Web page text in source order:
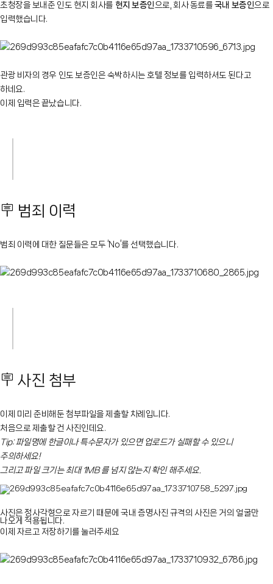
초청장을 보내준 인도 현지 회사를 현지 보증인 으로, 회사 동료를 국내 보증인으로
입력했습니다.
관광 비자의 경우 인도 보증인은 숙박하시는 호텔 정보를 입력하셔도 된다고
하네요.
이제 입력은 끝났습니다.
🪧 범죄 이력
범죄 이력에 대한 질문들은 모두 ‘No’를 선택했습니다.
🪧 사진 첨부
이제 미리 준비해둔 첨부파일을 제출할 차례입니다.
처음으로 제출할 건 사진인데요.
Tip: 파일명에 한글이나 특수문자가 있으면 업로드가 실패할 수 있으니
주의하세요!
그리고 파일 크기는 최대 1MB 를 넘지 않는지 확인 해주세요.
사진은 정사각형으로 자르기 때문에 국내 증명사진 규격의 사진은 거의 얼굴만
나오게 적용됩니다.
이제 자르고 저장하기를 눌러주세요